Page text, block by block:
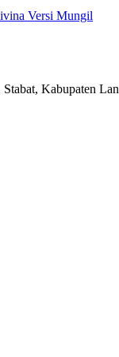
Versi Mungil
Kabupaten